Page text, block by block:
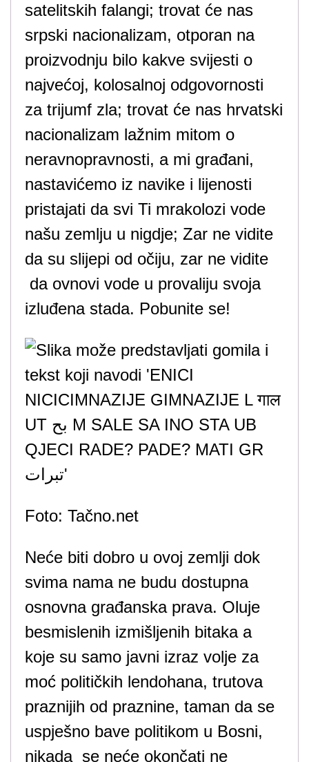
satelitskih falangi; trovat će nas
srpski nacionalizam, otporan na
proizvodnju bilo kakve svijesti o
najvećoj, kolosalnoj odgovornosti
za trijumf zla; trovat će nas hrvatski
nacionalizam lažnim mitom o
neravnopravnosti, a mi građani,
nastavićemo iz navike i lijenosti
pristajati da svi Ti mrakolozi vode
našu zemlju u nigdje; Zar ne vidite
da su slijepi od očiju, zar ne vidite
da ovnovi vode u provaliju svoja
izluđena stada. Pobunite se!
Foto: Tačno.net
Neće biti dobro u ovoj zemlji dok
svima nama ne budu dostupna
osnovna građanska prava. Oluje
besmislenih izmišljenih bitaka a
koje su samo javni izraz volje za
moć političkih lendohana, trutova
praznijih od praznine, taman da se
uspješno bave politikom u Bosni,
nikada se neće okončati ne